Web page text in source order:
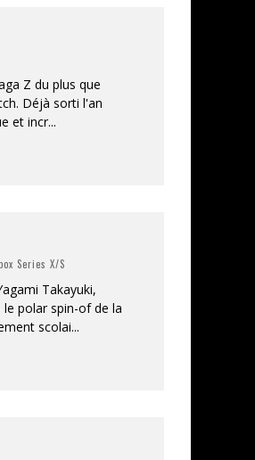
Z du plus que
Déjà sorti l'an
et incr...
Series X/S
Takayuki,
le polar spin-of de la
scolai...